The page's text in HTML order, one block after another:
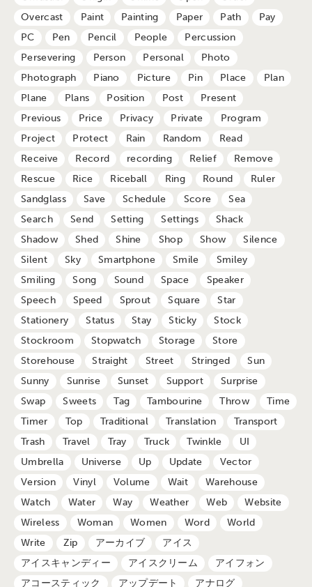
Overcast
Paint Painting Paper Path
Pay
PC
Pen Pencil People
Percussion
Persevering
Person Personal
Photo
Photograph
Piano Picture Pin Place
Plan
Plane
Plans Position Post
Present
Previous
Price Privacy Private
Program
Project
Protect Rain Random
Read
Receive
Record recording Relief
Remove
Rescue
Rice Riceball Ring Round
Ruler
Sandglass
Save Schedule Score
Sea
Search
Send Setting Settings
Shack
Shadow
Shed Shine Shop Show
Silence
Silent
Sky Smartphone Smile
Smiley
Smiling
Song Sound Space
Speaker
Speech
Speed Sprout Square
Star
Stationery
Status Stay Sticky
Stock
Stockroom
Stopwatch Storage
Store
Storehouse
Straight Street Stringed
Sun
Sunny
Sunrise Sunset Support
Surprise
Swap
Sweets Tag Tambourine Throw
Time
Timer
Top Traditional Translation
Transport
Trash
Travel Tray Truck Twinkle
UI
Umbrella
Universe Up Update
Vector
Version
Vinyl Volume Wait
Warehouse
Watch
Water Way Weather Web
Website
Wireless
Woman Women Word
World
Write
Zip アーカイブ
アイス
アイスキャンディー
アイスクリーム
アイフォン
アコースティック
アップデート アナログ